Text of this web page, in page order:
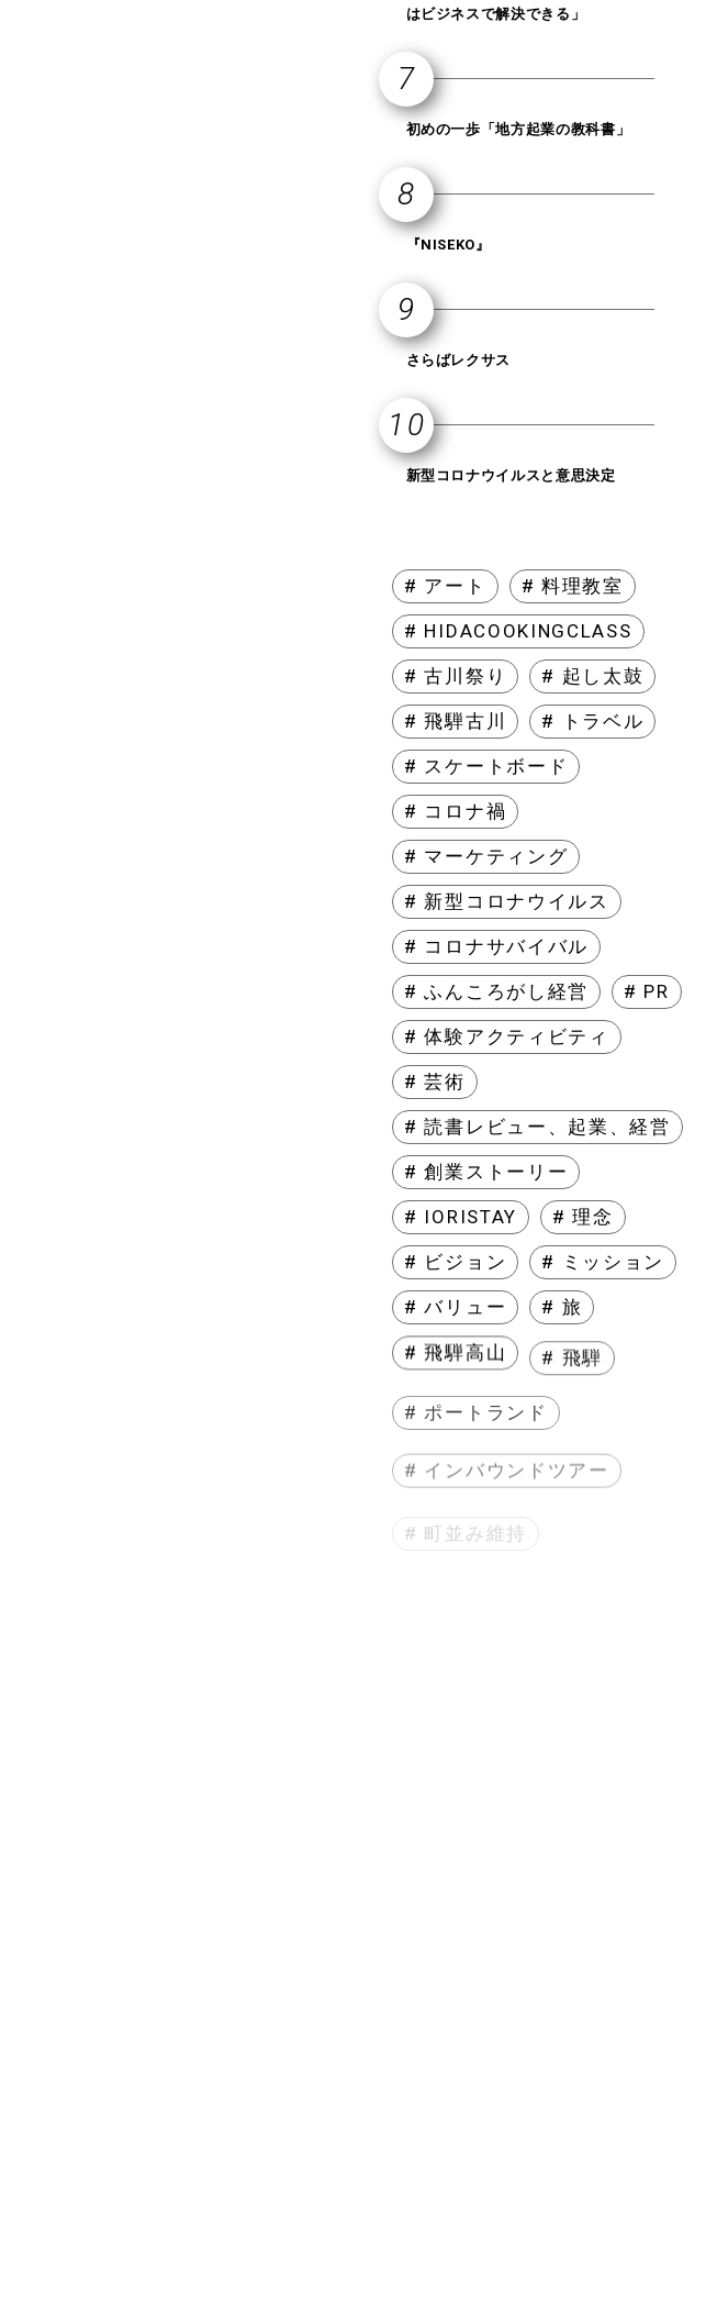
はビジネスで解決できる」
初めの一歩「地方起業の教科書」
『NISEKO』
さらばレクサス
新型コロナウイルスと意思決定
# アート # 料理教室
# HIDACOOKINGCLASS
# 古川祭り # 起し太鼓
# 飛騨古川 # トラベル
# スケートボード
# コロナ禍
# マーケティング
# 新型コロナウイルス
# コロナサバイバル
# ふんころがし経営 # PR
# 体験アクティビティ
# 芸術
# 読書レビュー、起業、経営
# 創業ストーリー
# IORISTAY # 理念
# ビジョン # ミッション
# バリュー # 旅
# 飛騨高山 # 飛騨
# ポートランド
# 町並み維持 # まちづくり
# 人生 # エッセイ